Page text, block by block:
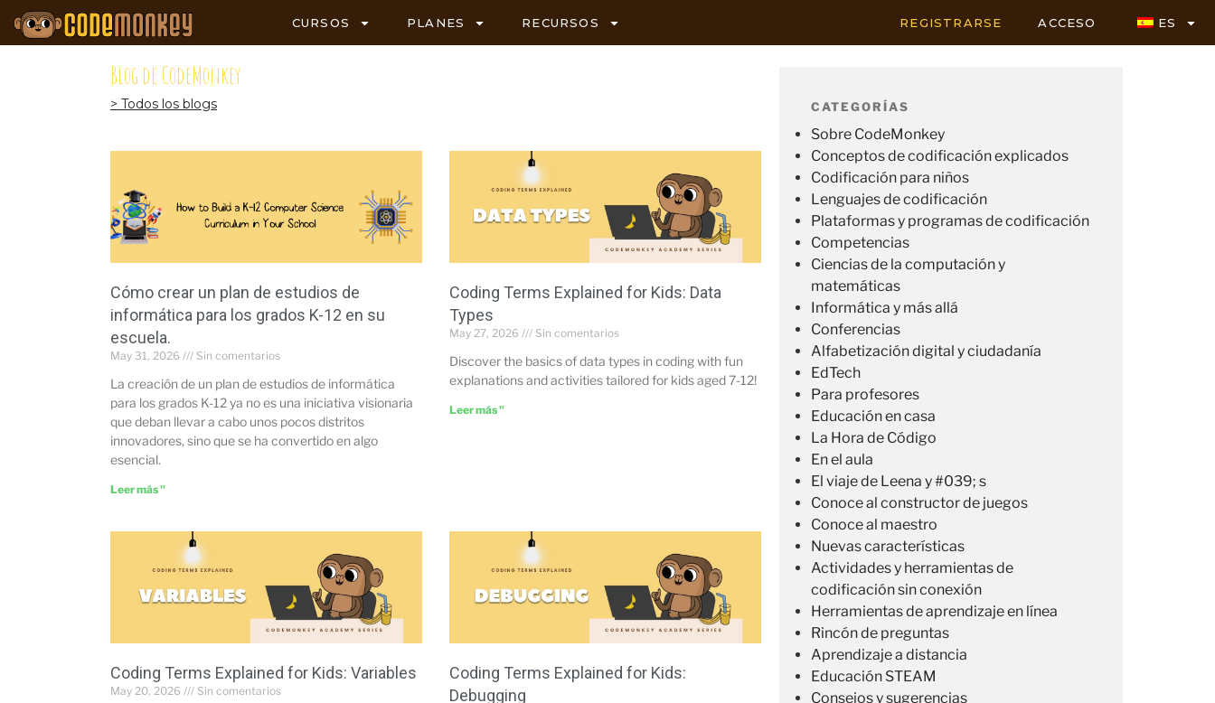
CURSOS PLANES RECURSOS REGISTRARSE ACCESO ES
Blog de CodeMonkey
> Todos los blogs
Cómo crear un plan de estudios de
informática para los grados K-12 en su
escuela.
May 31, 2026 Sin comentarios
La creación de un plan de estudios de informática
para los grados K-12 ya no es una iniciativa visionaria
que deban llevar a cabo unos pocos distritos
innovadores, sino que se ha convertido en algo
esencial.
Leer más "
Coding Terms Explained for Kids: Data
Types
May 27, 2026 Sin comentarios
Discover the basics of data types in coding with fun
explanations and activities tailored for kids aged 7-12!
Leer más "
Coding Terms Explained for Kids: Variables
May 20, 2026 Sin comentarios
Coding Terms Explained for Kids:
Debugging
CATEGORÍAS
Sobre CodeMonkey
Conceptos de codificación explicados
Codificación para niños
Lenguajes de codificación
Plataformas y programas de codificación
Competencias
Ciencias de la computación y
matemáticas
Informática y más allá
Conferencias
Alfabetización digital y ciudadanía
EdTech
Para profesores
Educación en casa
La Hora de Código
En el aula
El viaje de Leena y #039; s
Conoce al constructor de juegos
Conoce al maestro
Nuevas características
Actividades y herramientas de
codificación sin conexión
Herramientas de aprendizaje en línea
Rincón de preguntas
Aprendizaje a distancia
Educación STEAM
Consejos y sugerencias